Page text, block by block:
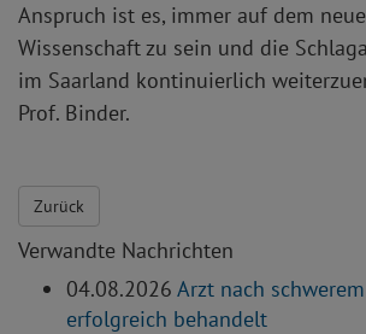
Anspruch ist es, immer auf dem
Wissenschaft zu sein und die
im Saarland kontinuierlich
Prof. Binder.
Zurück
Verwandte Nachrichten
04.08.2026 Arzt nach
erfolgreich behandelt